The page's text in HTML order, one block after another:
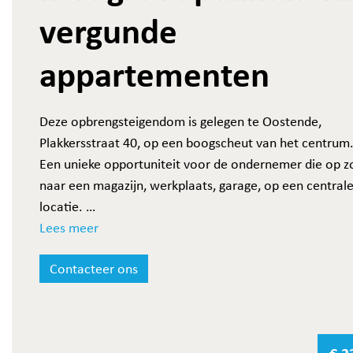
vergunde
appartementen
Deze opbrengsteigendom is gelegen te Oostende,
Plakkersstraat 40, op een boogscheut van het centrum.
Een unieke opportuniteit voor de ondernemer die op
naar een magazijn, werkplaats, garage, op een centrale
locatie.
De loods met bovenverdieping meet zo'n 165 m².
Daarnaast beschikt het gebouw over twee vergunde
Lees meer
Contacteer ons